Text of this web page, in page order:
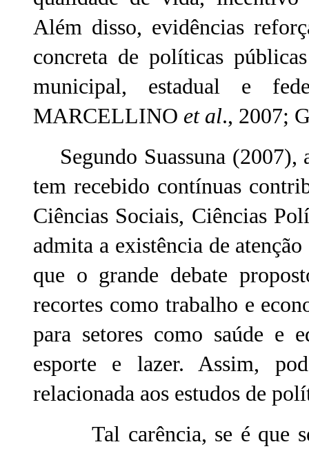
Além disso, evidências
concreta de políticas
municipal, estadual e
MARCELLINO et al., 2007;
Segundo Suassuna (2007),
tem recebido contínuas
Ciências Sociais, Ciências
admita a existência de
que o grande debate
recortes como trabalho e
para setores como saúde e
esporte e lazer. Assim,
relacionada aos estudos de
Tal carência, se é que